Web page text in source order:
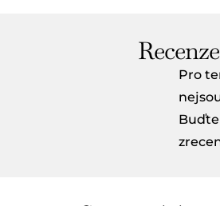
Recenze
Pro